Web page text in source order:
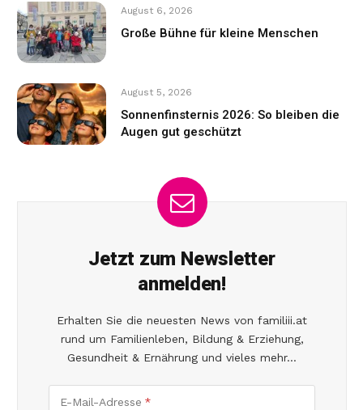
August 6, 2026
Große Bühne für kleine Menschen
August 5, 2026
Sonnenfinsternis 2026: So bleiben die
Augen gut geschützt
Jetzt zum Newsletter
anmelden!
Erhalten Sie die neuesten News von familiii.at
rund um Familienleben, Bildung & Erziehung,
Gesundheit & Ernährung und vieles mehr...
E-Mail-Adresse